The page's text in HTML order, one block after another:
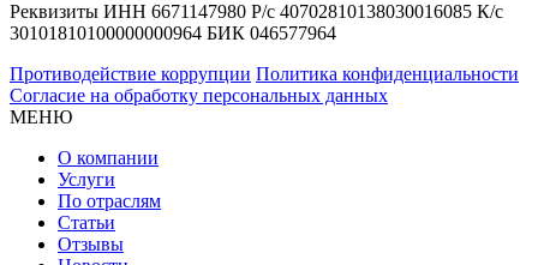
Реквизиты ИНН 6671147980 Р/с 40702810138030016085 К/с
30101810100000000964 БИК 046577964
Противодействие коррупции Политика конфиденциальности
Согласие на обработку персональных данных
МЕНЮ
О компании
Услуги
По отраслям
Статьи
Отзывы